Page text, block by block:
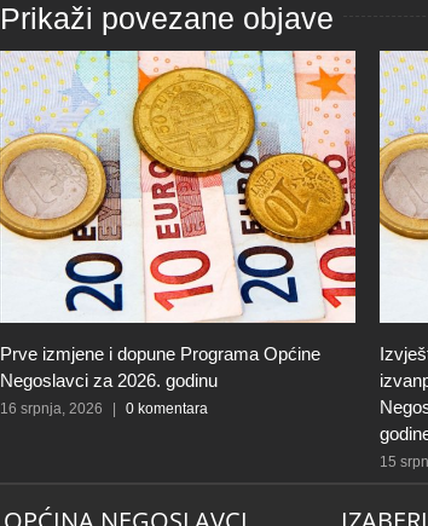
Prikaži povezane objave
Prve izmjene i dopune Programa Općine
Negoslavci za 2026. godinu
16 srpnja, 2026 0 komentara
15